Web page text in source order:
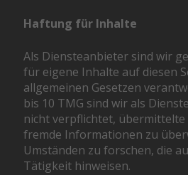
Haftung für Inhalte
Als Diensteanbieter sind wir
für eigene Inhalte auf diesen
allgemeinen Gesetzen
bis 10 TMG sind wir als
nicht verpflichtet,
fremde Informationen zu
Umständen zu forschen, die
Tätigkeit hinweisen.